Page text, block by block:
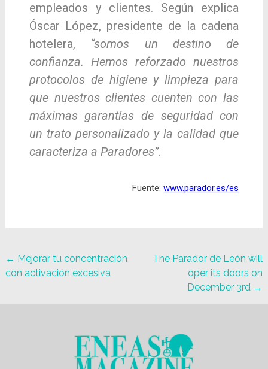
empleados y clientes. Según explica
Óscar López, presidente de la cadena
hotelera, “somos un destino de
confianza. Hemos reforzado nuestros
protocolos de higiene y limpieza para
que nuestros clientes cuenten con las
máximas garantías de seguridad con
un trato personalizado y la calidad que
caracteriza a Paradores”.
Fuente:www.parador.es/es
← Mejorar tu concentración
con activación excesiva
The Parador de León will
oper its doors on
December 3rd →